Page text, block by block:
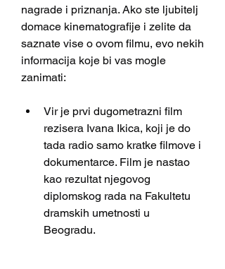
nagrade i priznanja. Ako ste ljubitelj
domace kinematografije i zelite da
saznate vise o ovom filmu, evo nekih
informacija koje bi vas mogle
zanimati:
Vir je prvi dugometrazni film
rezisera Ivana Ikica, koji je do
tada radio samo kratke filmove i
dokumentarce. Film je nastao
kao rezultat njegovog
diplomskog rada na Fakultetu
dramskih umetnosti u
Beogradu.